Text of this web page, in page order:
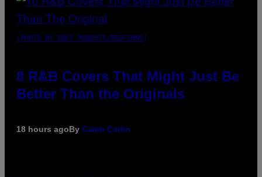
(PHOTO BY EBET ROBERTS/REDFERNS)
8 R&B Covers That Might Just Be
Better Than the Originals
18 hours agoBy Caleb Catlin